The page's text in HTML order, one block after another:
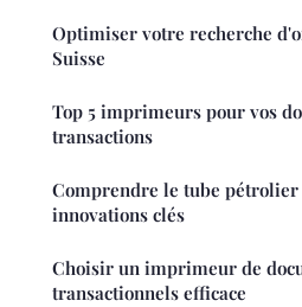
Optimiser votre recherche
Suisse
Top 5 imprimeurs pour vos
transactions
Comprendre le tube
innovations clés
Choisir un imprimeur de
transactionnels efficace